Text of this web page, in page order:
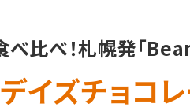
見る聞く考え
比べ！札幌発「
デイズチョコ